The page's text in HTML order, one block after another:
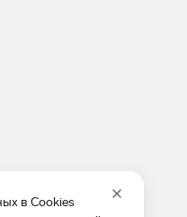
в Cookies